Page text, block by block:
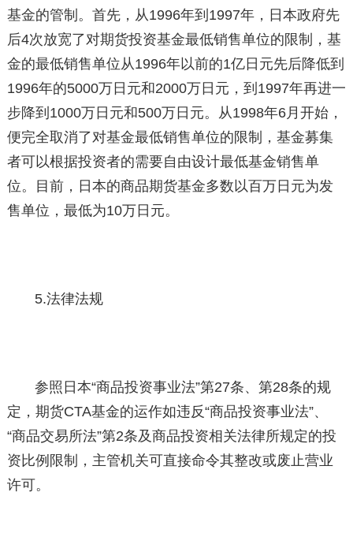
基金的管制。首先，从1996年到1997年，日本政府先
后4次放宽了对期货投资基金最低销售单位的限制，基
金的最低销售单位从1996年以前的1亿日元先后降低到
1996年的5000万日元和2000万日元，到1997年再进一
步降到1000万日元和500万日元。从1998年6月开始，
便完全取消了对基金最低销售单位的限制，基金募集
者可以根据投资者的需要自由设计最低基金销售单
位。目前，日本的商品期货基金多数以百万日元为发
售单位，最低为10万日元。
5.法律法规
参照日本“商品投资事业法”第27条、第28条的规
定，期货CTA基金的运作如违反“商品投资事业法”、
“商品交易所法”第2条及商品投资相关法律所规定的投
资比例限制，主管机关可直接命令其整改或废止营业
许可。